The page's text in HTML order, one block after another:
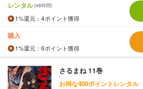
レンタル(48時間)
1%還元 ：4ポイント獲得
購入
1%還元 ：6ポイント獲得
さるまね 11巻
お得な400ポイントレンタル